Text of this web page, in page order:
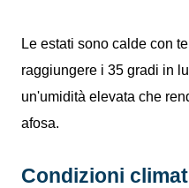
Le estati sono calde con
raggiungere i 35 gradi in
un'umidità elevata che
afosa.
Condizioni